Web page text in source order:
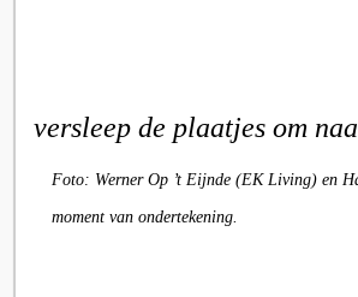
versleep de plaatjes om
Foto: Werner Op ’t Eijnde (EK Living) en
moment van ondertekening.